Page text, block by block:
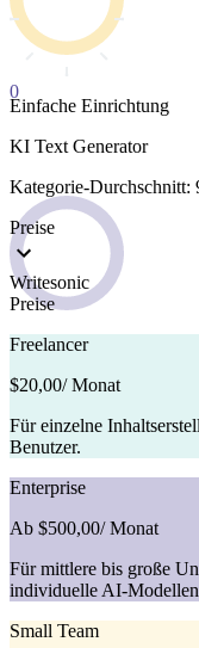
0
Einfache Einrichtung
KI Text Generator
Kategorie-Durchschnitt:
Preise
Writesonic
Preise
Freelancer
$20,00/ Monat
Für einzelne
Benutzer.
Enterprise
Ab $500,00/ Monat
Für mittlere bis große
individuelle AI-
Small Team